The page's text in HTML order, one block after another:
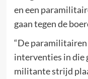
en een
gaan tegen de
“De
interventies in die
militante strijd